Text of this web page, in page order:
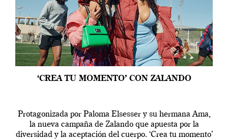
‘CREA TU MOMENTO’ CON ZALANDO
Protagonizada por Paloma Elsesser y su hermana Ama,
la nueva campaña de Zalando que apuesta por la
diversidad y la aceptación del cuerpo. ‘Crea tu momento’